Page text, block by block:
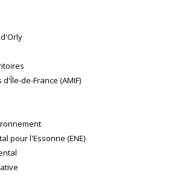
de-France (AMIF)
pour l'Essonne (ENE)